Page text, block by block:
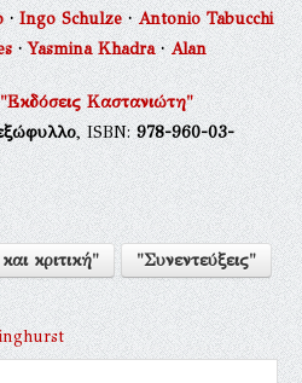
·Ingo Schulze·Antonio Tabucchi
·Yasmina Khadra·Alan
"Εκδόσεις Καστανιώτη"
, ISBN:978-960-03-
κριτική"
"Συνεντεύξεις"